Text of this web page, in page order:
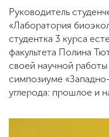
Приемная
комиссия
+7 (831) 262-26-
Руководитель
«Лаборатория
студентка 3 курса
факультета Полина
своей научной
симпозиуме
углерода: прошлое и